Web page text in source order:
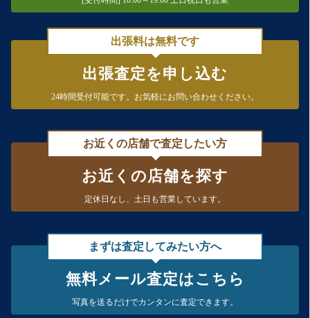
出張料は無料です
出張査定を申し込む
24時間受付可能です。 お気軽にお問い合わせください。
お近くの店舗で査定したい方
お近くの店舗を探す
定休日なし、 土日も営業しています。
まずは査定してみたい方へ
無料メール査定はこちら
写真を送るだけでカンタンに査定できます。